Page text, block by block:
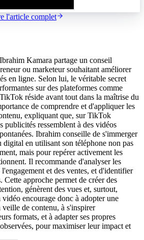
l'article complet
Kamara partage un conseil
ou marketeur souhaitant améliorer
en ligne. Selon lui, le véritable secret
sur des plateformes comme
réside avant tout dans la maîtrise du
de comprendre et d'appliquer les
expliquant que, sur TikTok
publicités ressemblent à des vidéos
Ibrahim conseille de s'immerger
digital en utilisant son téléphone non pas
mais pour repérer activement les
Il recommande d'analyser les
et des ventes, et d'identifier
Cette approche permet de créer des
génèrent des vues et, surtout,
encourage donc à adopter une
veille de contenu, à s'inspirer
formats, et à adapter ses propres
pour maximiser leur impact et